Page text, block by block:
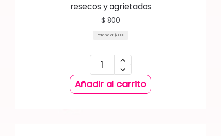
resecos y agrietados
$ 800
Parche a: $ 800
Añadir al carrito